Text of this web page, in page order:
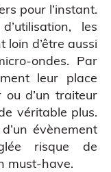
pour l’instant.
les
d’être aussi
ondes. Par
leur place
ou d’un traiteur
véritable plus.
évènement
risque de
must-have.